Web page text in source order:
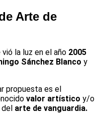
Arte de
vió la luz en el año 2005
Sánchez Blanco y
propuesta es el
valor artístico y/o
arte de vanguardia.